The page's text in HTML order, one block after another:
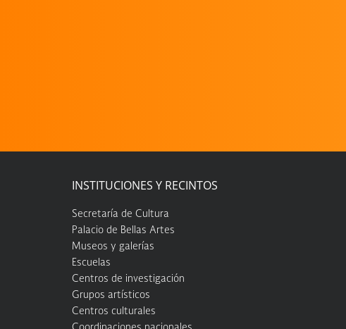
INSTITUCIONES Y RECINTOS
Secretaría de Cultura
Palacio de Bellas Artes
Museos y galerías
Escuelas
Centros de investigación
Grupos artísticos
Centros culturales